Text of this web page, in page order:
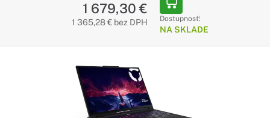
1 679,30 €
1 365,28 € bez DPH Dostupnosť:
NA SKLADE